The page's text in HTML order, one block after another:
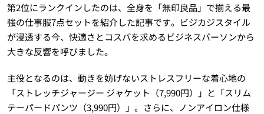
第2位にランクインしたのは、全身を「無印良品」で揃える最
強の仕事服7点セットを紹介した記事です。ビジカジスタイル
が浸透する今、快適さとコスパを求めるビジネスパーソンから
大きな反響を呼びました。
主役となるのは、動きを妨げないストレスフリーな着心地の
「ストレッチジャージー ジャケット（7,990円）」と「スリム
テーパードパンツ（3,990円）」。さらに、ノンアイロン仕様